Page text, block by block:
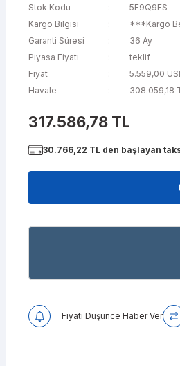
Stok Kodu
5F9Q9ES
Kargo Bilgisi
***Kargo
Garanti Süresi
36 Ay
Piyasa Fiyatı
teklif
Fiyat
5.559,00
Havale
308.059,18
317.586,78 TL
30.766,22 TL den başlayan
Fiyatı Düşünce Haber Ver